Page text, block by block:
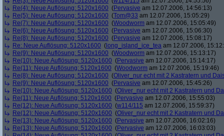
Re(4): Neue Auflösung: 5120x1600 (Pervasive am 12.07.2006, 14:56:13)
Re(5): Neue Auflösung: 5120x1600 (Tom@33 am 12.07.2006, 15:05:29)
Re(7): Neue Auflösung: 5120x1600 (Woodworm am 12.07.2006, 15:05:49)
Re(6): Neue Auflösung: 5120x1600 (Pervasive am 12.07.2006, 15:06:30)
Re(8): Neue Auflösung: 5120x1600 (Pervasive am 12.07.2006, 15:08:17)
Re: Neue Auflösung: 5120x1600 ( long_island_ice_tea am 12.07.2006,
Re(9): Neue Auflösung: 5120x1600 (Woodworm am 12.07.2006, 15:13:17)
Re(10): Neue Auflösung: 5120x1600 (Pervasive am 12.07.2006, 15:14:17)
Re(11): Neue Auflösung: 5120x1600 (Woodworm am 12.07.2006, 15:19:46)
Re(8): Neue Auflösung: 5120x1600 (Oliver_nur echt mit 2 Kastratern und
Re(9): Neue Auflösung: 5120x1600 (Pervasive am 12.07.2006, 15:45:26)
Re(10): Neue Auflösung: 5120x1600 (Oliver_nur echt mit 2 Kastratern und
Re(11): Neue Auflösung: 5120x1600 (Pervasive am 12.07.2006, 15:55:03)
Re(12): Neue Auflösung: 5120x1600 (w114/115 am 12.07.2006, 15:59:37)
Re(12): Neue Auflösung: 5120x1600 (Oliver_nur echt mit 2 Kastratern und
Re(13): Neue Auflösung: 5120x1600 (Pervasive am 12.07.2006, 16:02:16)
Re(13): Neue Auflösung: 5120x1600 (Pervasive am 12.07.2006, 16:03:03)